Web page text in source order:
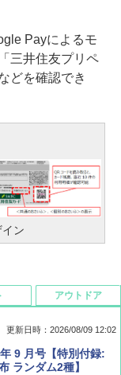
Payによるモ
三井住友プリペ
どを確認でき
ン
更新日時：2026/08/09 12:02
9 月号【特別付録:
ランダム2種】
アウトドア